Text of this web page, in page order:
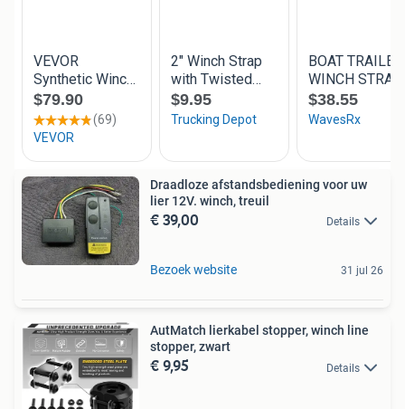
Draadloze afstandsbediening voor uw
lier 12V. winch, treuil
€ 39,00 Details
Bezoek website 31 jul 26
AutMatch lierkabel stopper, winch line
stopper, zwart
€ 9,95 Details